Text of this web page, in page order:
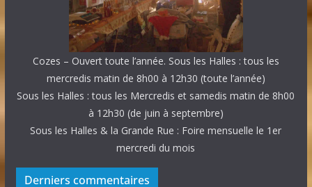
Cozes – Ouvert toute l’année. Sous les Halles : tous les
mercredis matin de 8h00 à 12h30 (toute l’année)
Sous les Halles : tous les Mercredis et samedis matin de 8h00
à 12h30 (de juin à septembre)
Sous les Halles & la Grande Rue : Foire mensuelle le 1er
mercredi du mois
Derniers commentaires